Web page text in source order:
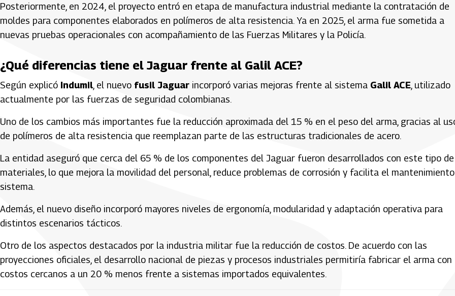
Posteriormente, en 2024, el proyecto entró en etapa de manufactura industrial mediante la contratación de
moldes para componentes elaborados en polímeros de alta resistencia. Ya en 2025, el arma fue sometida a
nuevas pruebas operacionales con acompañamiento de las Fuerzas Militares y la Policía.
¿Qué diferencias tiene el Jaguar frente al Galil ACE?
Según explicó Indumil , el nuevo fusil Jaguar incorporó varias mejoras frente al sistema Galil ACE , utilizado
actualmente por las fuerzas de seguridad colombianas.
Uno de los cambios más importantes fue la reducción aproximada del 15 % en el peso del arma, gracias al
de polímeros de alta resistencia que reemplazan parte de las estructuras tradicionales de acero.
La entidad aseguró que cerca del 65 % de los componentes del Jaguar fueron desarrollados con este tipo de
materiales, lo que mejora la movilidad del personal, reduce problemas de corrosión y facilita el
sistema.
Además, el nuevo diseño incorporó mayores niveles de ergonomía, modularidad y adaptación operativa para
distintos escenarios tácticos.
Otro de los aspectos destacados por la industria militar fue la reducción de costos. De acuerdo con las
proyecciones oficiales, el desarrollo nacional de piezas y procesos industriales permitiría fabricar el arma con
costos cercanos a un 20 % menos frente a sistemas importados equivalentes.